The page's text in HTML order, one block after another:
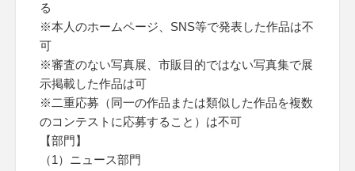
る
※本人のホームページ、SNS等で発表した作品は不
可
※審査のない写真展、市販目的ではない写真集で展
示掲載した作品は可
※二重応募（同一の作品または類似した作品を複数
のコンテストに応募すること）は不可
【部門】
（1）ニュース部門